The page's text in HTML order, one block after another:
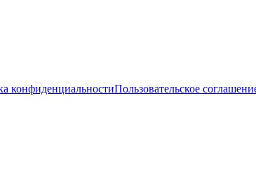
конфиденциальностиПользовательское